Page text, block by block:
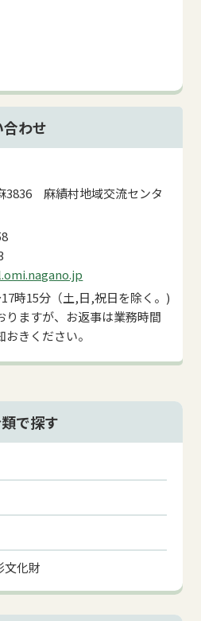
わせ
3836 麻績村地域交流センタ
時15分（土,日,祝日を除く。)
ますが、お返事は業務時間
きください。
で探す
文化財